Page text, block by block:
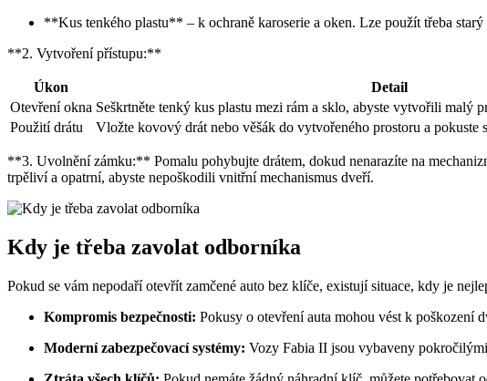
**Kus tenkého plastu** – k ochraně karoserie a oken. Lze použít třeba
**2. Vytvoření přístupu:**
Úkon
Detail
Otevření okna Seškrtněte tenký kus plastu mezi rám a sklo, abyste vytvořili malý
Použití drátu
Vložte kovový drát nebo věšák do vytvořeného prostoru a pokuste
**3. Uvolnění zámku:** Pomalu pohybujte drátem, dokud nenarazíte na
trpěliví a opatrní, abyste nepoškodili vnitřní mechanismus dveří.
Kdy je třeba zavolat odborníka
Pokud se vám nepodaří otevřít zamčené auto bez klíče, existují situace, kdy je
Kompromis bezpečnosti: Pokusy o otevření auta mohou vést k poškození
Moderní zabezpečovací systémy: Vozy Fabia II jsou vybaveny